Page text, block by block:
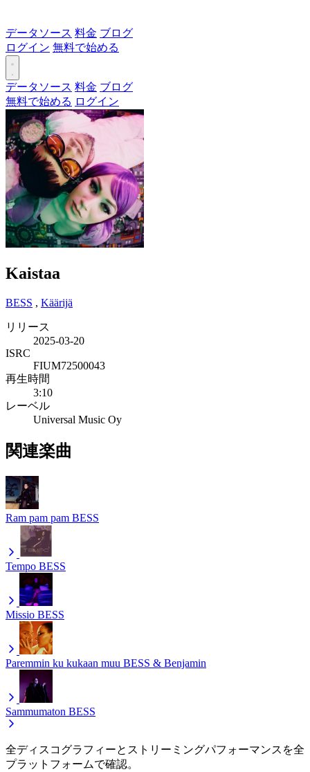
データソース 料金 ブログ
ログイン 無料で始める
データソース 料金 ブログ
無料で始める ログイン
Kaistaa
BESS , Käärijä
リリース
2025-03-20
ISRC
FIUM72500043
再生時間
3:10
レーベル
Universal Music Oy
関連楽曲
Ram pam pam BESS
Tempo BESS
Missio BESS
Paremmin ku kukaan muu BESS & Benjamin
Sammumaton BESS
全ディスコグラフィーとストリーミングパフォーマンスを全
プラットフォームで確認。